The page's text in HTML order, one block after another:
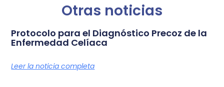
Otras noticias
Protocolo para el Diagnóstico Precoz de la
Enfermedad Celíaca
Leer la noticia completa